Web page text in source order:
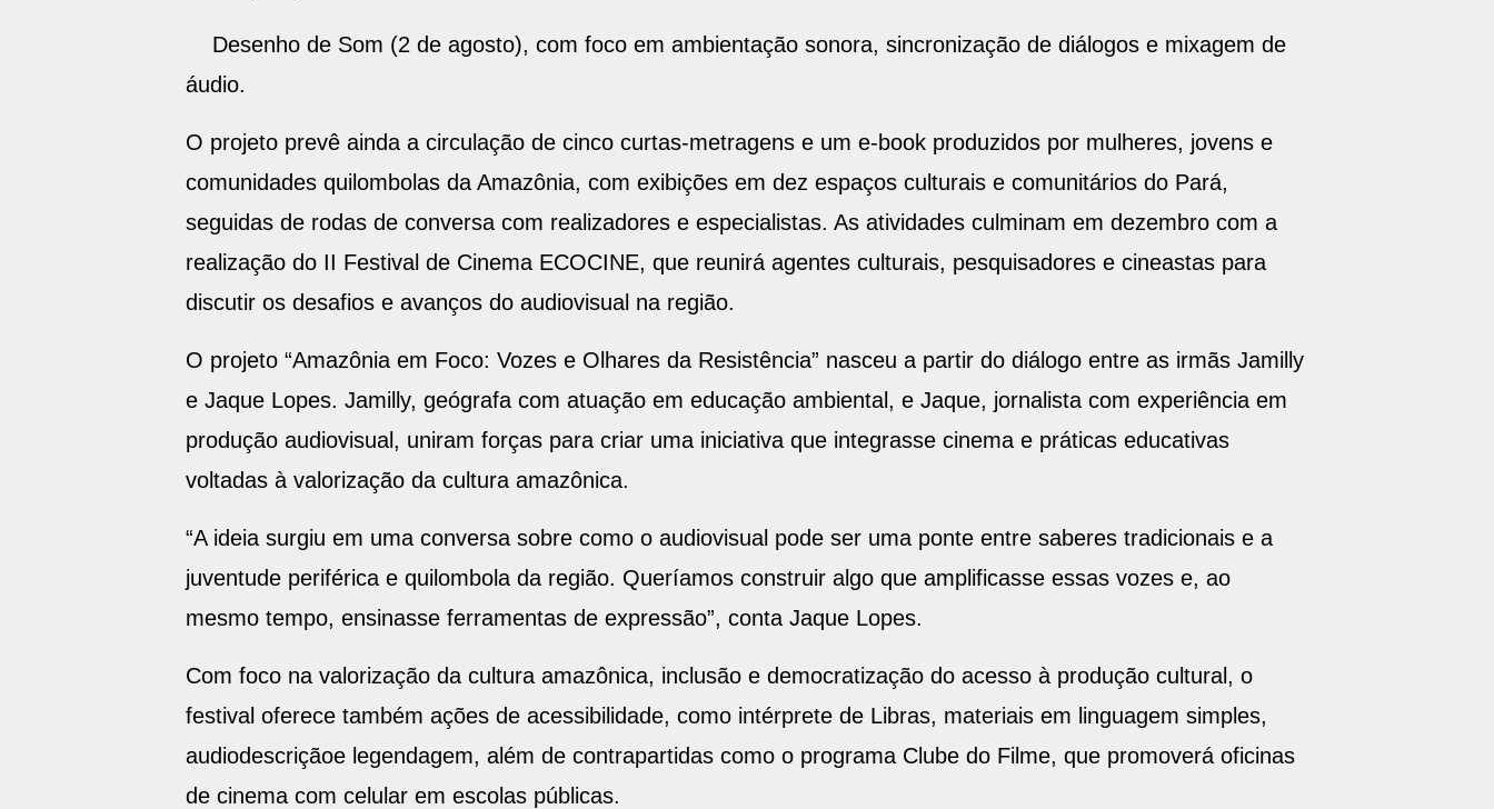
Desenho de Som (2 de agosto), com foco em ambientação sonora, sincronização de diálogos e mixagem de
áudio.
O projeto prevê ainda a circulação de cinco curtas-metragens e um e-book produzidos por mulheres, jovens e
comunidades quilombolas da Amazônia, com exibições em dez espaços culturais e comunitários do Pará,
seguidas de rodas de conversa com realizadores e especialistas. As atividades culminam em dezembro com a
realização do II Festival de Cinema ECOCINE, que reunirá agentes culturais, pesquisadores e cineastas para
discutir os desafios e avanços do audiovisual na região.
O projeto “Amazônia em Foco: Vozes e Olhares da Resistência” nasceu a partir do diálogo entre as irmãs Jamilly
e Jaque Lopes. Jamilly, geógrafa com atuação em educação ambiental, e Jaque, jornalista com experiência em
produção audiovisual, uniram forças para criar uma iniciativa que integrasse cinema e práticas educativas
voltadas à valorização da cultura amazônica.
“A ideia surgiu em uma conversa sobre como o audiovisual pode ser uma ponte entre saberes tradicionais e a
juventude periférica e quilombola da região. Queríamos construir algo que amplificasse essas vozes e, ao
mesmo tempo, ensinasse ferramentas de expressão”, conta Jaque Lopes.
Com foco na valorização da cultura amazônica, inclusão e democratização do acesso à produção cultural, o
festival oferece também ações de acessibilidade, como intérprete de Libras, materiais em linguagem simples,
audiodescriçãoe legendagem, além de contrapartidas como o programa Clube do Filme, que promoverá oficinas
de cinema com celular em escolas públicas.